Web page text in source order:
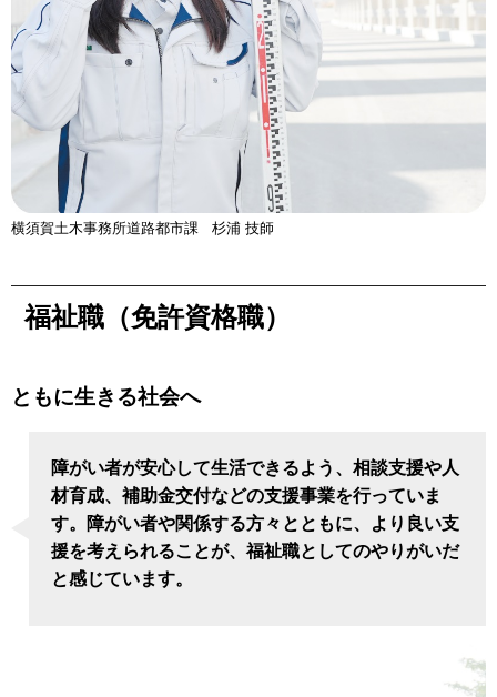
横須賀土木事務所道路都市課 杉浦 技師
福祉職（免許資格職）
ともに生きる社会へ
障がい者が安心して生活できるよう、相談支援や人
材育成、補助金交付などの支援事業を行っていま
す。障がい者や関係する方々とともに、より良い支
援を考えられることが、福祉職としてのやりがいだ
と感じています。